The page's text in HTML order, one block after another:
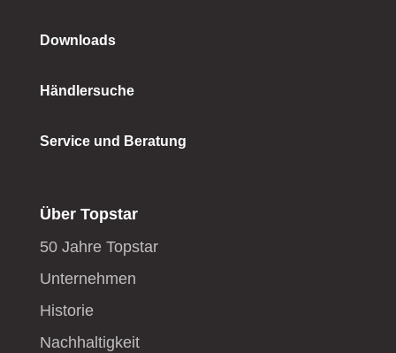
Downloads
Händlersuche
Service und Beratung
Über Topstar
50 Jahre Topstar
Unternehmen
Historie
Nachhaltigkeit